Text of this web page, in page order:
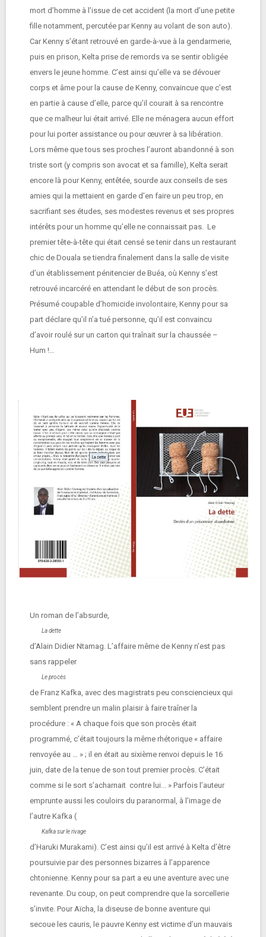
mort d’homme à l’issue de cet accident (la mort d’une petite
fille notamment, percutée par Kenny au volant de son auto).
Car Kenny s’étant retrouvé en garde-à-vue à la gendarmerie,
puis en prison, Kelta prise de remords va se sentir obligée
envers le jeune homme. C’est ainsi qu’elle va se dévouer
corps et âme pour la cause de Kenny, convaincue que c’est
en partie à cause d’elle, parce qu’il courait à sa rencontre
que ce malheur lui était arrivé. Elle ne ménagera aucun effort
pour lui porter assistance ou pour œuvrer à sa libération.
Lors même que tous ses proches l’auront abandonné à son
triste sort (y compris son avocat et sa famille), Kelta serait
encore là pour Kenny, entêtée, sourde aux conseils de ses
amies qui la mettaient en garde d’en faire un peu trop, en
sacrifiant ses études, ses modestes revenus et ses propres
intérêts pour un homme qu’elle ne connaissait pas. Le
premier tête-à-tête qui était censé se tenir dans un restaurant
chic de Douala se tiendra finalement dans la salle de visite
d’un établissement pénitencier de Buéa, où Kenny s’est
retrouvé incarcéré en attendant le début de son procès.
Présumé coupable d’homicide involontaire, Kenny pour sa
part déclare qu’il n’a tué personne, qu’il est convaincu
d’avoir roulé sur un carton qui traînait sur la chaussée –
Hum !…
Un roman de l’absurde,
La dette
d’Alain Didier Ntamag. L’affaire même de Kenny n’est pas
sans rappeler
Le procès
de Franz Kafka, avec des magistrats peu consciencieux qui
semblent prendre un malin plaisir à faire traîner la
procédure : « A chaque fois que son procès était
programmé, c’était toujours la même rhétorique « affaire
renvoyée au … » ; il en était au sixième renvoi depuis le 16
juin, date de la tenue de son tout premier procès. C’était
comme si le sort s’acharnait contre lui... » Parfois l’auteur
emprunte aussi les couloirs du paranormal, à l’image de
l’autre Kafka (
Kafka sur le rivage
d’Haruki Murakami). C’est ainsi qu’il est arrivé à Kelta d’être
poursuivie par des personnes bizarres à l’apparence
chtonienne. Kenny pour sa part a eu une aventure avec une
revenante. Du coup, on peut comprendre que la sorcellerie
s’invite. Pour Aïcha, la diseuse de bonne aventure qui
secoue les cauris, le pauvre Kenny est victime d’un mauvais